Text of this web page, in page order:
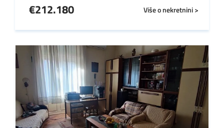
Više o nekretnini >
€212.180